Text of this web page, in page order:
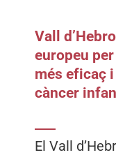
Vall
europeu
més eficaç
càncer
El Vall